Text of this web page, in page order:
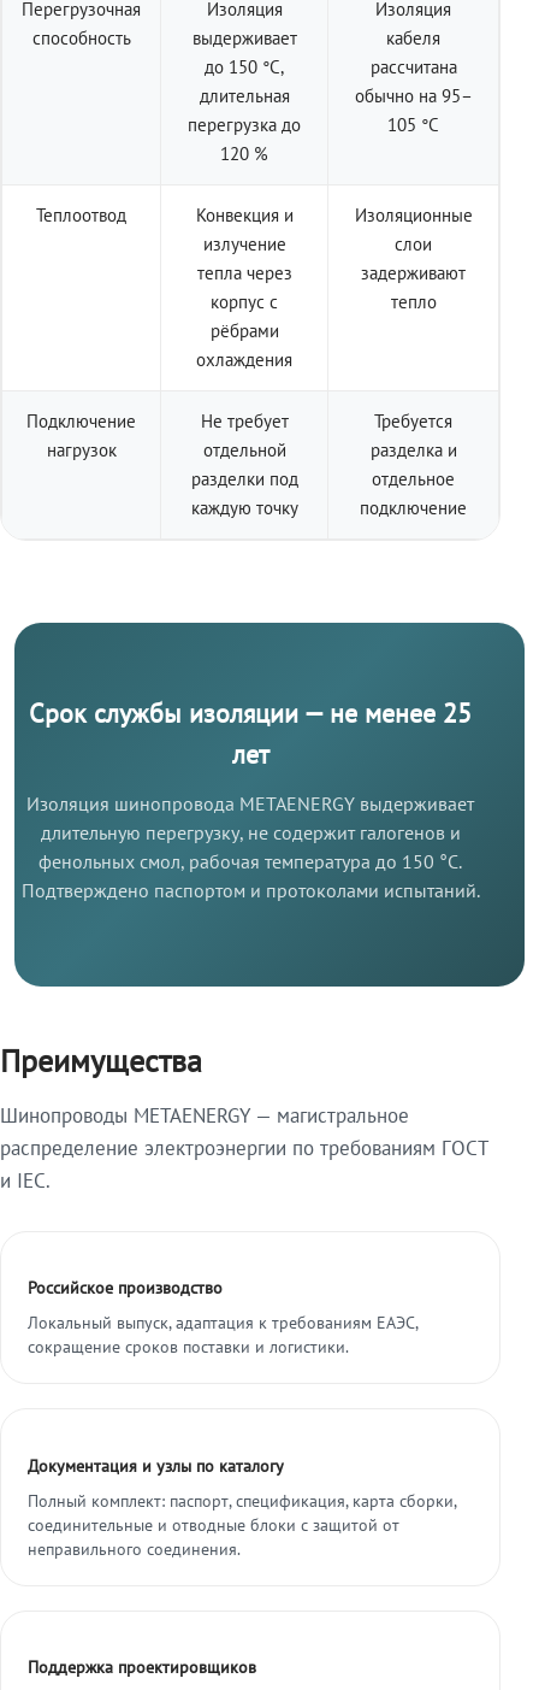
Перегрузочная
способность
Изоляция
выдерживает
до 150 °C,
длительная
перегрузка до
120 %
Изоляция
кабеля
рассчитана
обычно на 95–
105 °C
Теплоотвод
Конвекция и
излучение
тепла через
корпус с
рёбрами
охлаждения
Изоляционные
слои
задерживают
тепло
Подключение
нагрузок
Не требует
отдельной
разделки под
каждую точку
Требуется
разделка и
отдельное
подключение
Срок службы изоляции — не менее 25
лет
Изоляция шинопровода METAENERGY выдерживает
длительную перегрузку, не содержит галогенов и
фенольных смол, рабочая температура до 150 °C.
Подтверждено паспортом и протоколами испытаний.
Преимущества
Шинопроводы METAENERGY — магистральное
распределение электроэнергии по требованиям ГОСТ
и IEC.
Российское производство
Локальный выпуск, адаптация к требованиям ЕАЭС,
сокращение сроков поставки и логистики.
Документация и узлы по каталогу
Полный комплект: паспорт, спецификация, карта сборки,
соединительные и отводные блоки с защитой от
неправильного соединения.
Поддержка проектировщиков